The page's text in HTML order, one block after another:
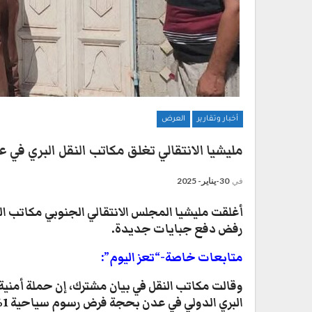
أخبار وتقارير العرض
مليشيا الانتقالي تغلق مكاتب النقل البري في
في 30-يناير- 2025
أغلقت مليشيا المجلس الانتقالي الجنوبي مكاتب
رفض دفع جبايات جديدة.
متابعات خاصة-“تعز اليوم”:
وقالت مكاتب النقل في بيان مشترك، إن حملة
البري الدولي في عدن بحجة فرض رسوم سياحية 1%.